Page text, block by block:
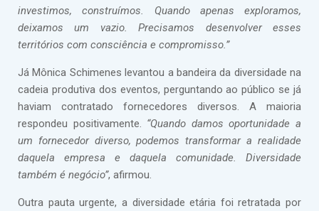
investimos, construímos. Quando apenas exploramos,
deixamos um vazio. Precisamos desenvolver esses
territórios com consciência e compromisso.”
Já Mônica Schimenes levantou a bandeira da diversidade na
cadeia produtiva dos eventos, perguntando ao público se já
haviam contratado fornecedores diversos. A maioria
respondeu positivamente. “Quando damos oportunidade a
um fornecedor diverso, podemos transformar a realidade
daquela empresa e daquela comunidade. Diversidade
também é negócio”, afirmou.
Outra pauta urgente, a diversidade etária foi retratada por